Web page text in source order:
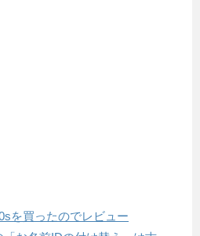
を買ったのでレビュー